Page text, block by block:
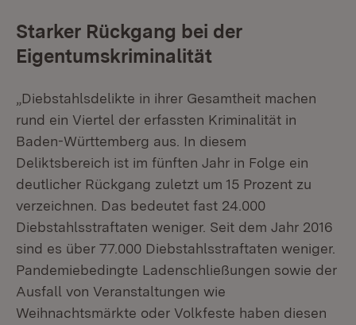
Starker Rückgang bei der
Eigentumskriminalität
„Diebstahlsdelikte in ihrer Gesamtheit machen
rund ein Viertel der erfassten Kriminalität in
Baden-Württemberg aus. In diesem
Deliktsbereich ist im fünften Jahr in Folge ein
deutlicher Rückgang zuletzt um 15 Prozent zu
verzeichnen. Das bedeutet fast 24.000
Diebstahlsstraftaten weniger. Seit dem Jahr 2016
sind es über 77.000 Diebstahlsstraftaten weniger.
Pandemiebedingte Ladenschließungen sowie der
Ausfall von Veranstaltungen wie
Weihnachtsmärkte oder Volkfeste haben diesen